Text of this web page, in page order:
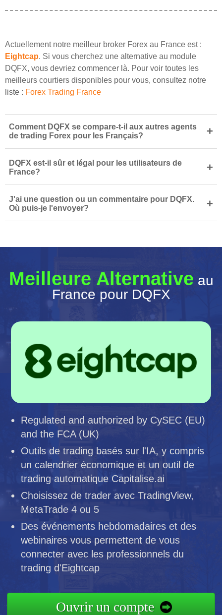
Actuellement notre meilleur broker Forex au France est :
Eightcap. Si vous cherchez une alternative au module
DQFX, vous devriez commencer là. Pour voir toutes les
meilleurs courtiers disponibles pour vous, consultez notre
liste : Forex Trading France
Comment DQFX se compare-t-il aux autres agents
de trading Forex pour les Français?
+
DQFX est-il sûr et légal pour les utilisateurs de
France?
+
J'ai une question ou un commentaire pour DQFX.
Où puis-je l'envoyer?
+
Meilleure Alternative au
France pour DQFX
Regulated and authorized by CySEC (EU)
and the FCA (UK)
Outils de trading basés sur l'IA, y compris
un calendrier économique et un outil de
trading automatique Capitalise.ai
Choisissez de trader avec TradingView,
MetaTrade 4 ou 5
Des événements hebdomadaires et des
webinaires vous permettent de vous
connecter avec les professionnels du
trading d'Eightcap
Ouvrir un compte